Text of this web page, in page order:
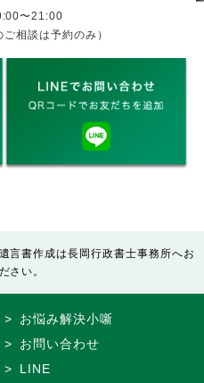
〜21:00
相談は予約のみ）
言書作成は長岡行政書士事務所へお
さい。
お悩み解決小噺
お問い合わせ
LINE